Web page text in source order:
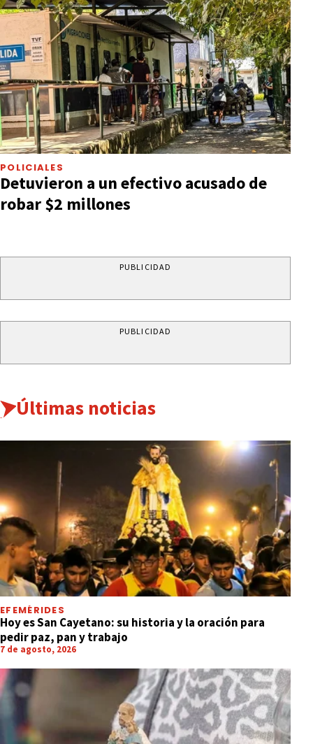
POLICIALES
Detuvieron a un efectivo acusado de
robar $2 millones
PUBLICIDAD
PUBLICIDAD
Últimas noticias
EFEMÉRIDES
Hoy es San Cayetano: su historia y la oración para
pedir paz, pan y trabajo
7 de agosto, 2026